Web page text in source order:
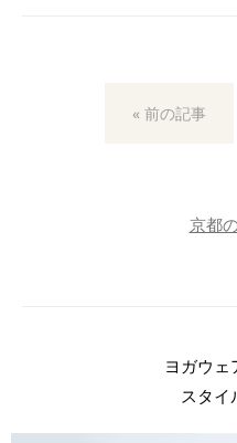
« 前の記事
京都
ヨガウェ
スタイ